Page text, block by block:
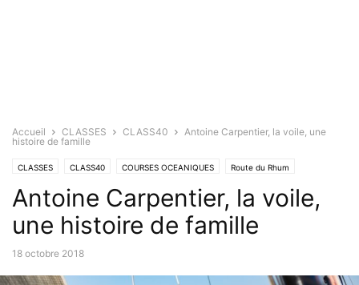
Accueil CLASSES CLASS40
Antoine Carpentier, la voile, une
histoire de famille
CLASSES CLASS40 COURSES OCEANIQUES Route du Rhum
Antoine Carpentier, la voile,
une histoire de famille
18 octobre 2018